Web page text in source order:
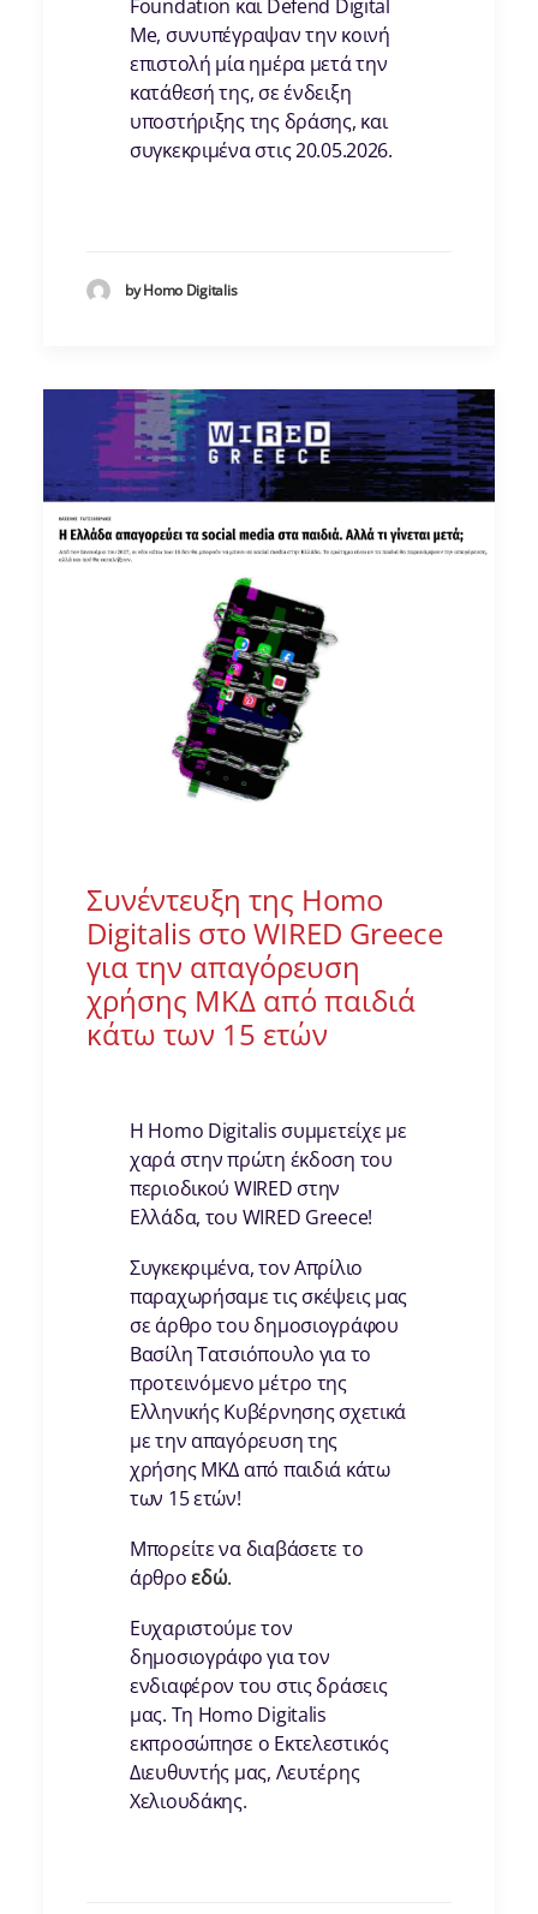
Foundation και Defend Digital
Me, συνυπέγραψαν την κοινή
επιστολή μία ημέρα μετά την
κατάθεσή της, σε ένδειξη
υποστήριξης της δράσης, και
συγκεκριμένα στις 20.05.2026.
by Homo Digitalis
Συνέντευξη της Homo
Digitalis στο WIRED Greece
για την απαγόρευση
χρήσης ΜΚΔ από παιδιά
κάτω των 15 ετών
Η Homo Digitalis συμμετείχε με
χαρά στην πρώτη έκδοση του
περιοδικού WIRED στην
Ελλάδα, του WIRED Greece!
Συγκεκριμένα, τον Απρίλιο
παραχωρήσαμε τις σκέψεις μας
σε άρθρο του δημοσιογράφου
Βασίλη Τατσιόπουλο για το
προτεινόμενο μέτρο της
Ελληνικής Κυβέρνησης σχετικά
με την απαγόρευση της
χρήσης ΜΚΔ από παιδιά κάτω
των 15 ετών!
Μπορείτε να διαβάσετε το
άρθροεδώ.
Ευχαριστούμε τον
δημοσιογράφο για τον
ενδιαφέρον του στις δράσεις
μας. Τη Homo Digitalis
εκπροσώπησε ο Εκτελεστικός
Διευθυντής μας, Λευτέρης
Χελιουδάκης.